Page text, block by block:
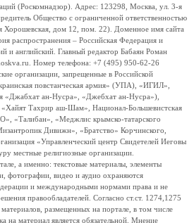
(Роскомнадзор). Адрес: 123298, Москва, ул. 3-я
Общество с ограниченной ответственностью
дом 12, пом. 22). Доменное имя сайта
распространения – Российская Федерация и
и английский. Главный редактор Бабаян Роман
Номер телефона: +7 (495) 950-62-26
организации, запрещенные в Российской
повстанческая армия» (УПА), «ИГИЛ»,
ан-Нусра», «Джебхат ан-Нусра»),
«Хайят Тахрир аш-Шам», Национал-Большевистская
«Талибан», «Меджлис крымско-татарского
Дивижн», «Братство» Корчинского,
«Управленческий центр Свидетелей Иеговы
местные религиозные организации.
а именно: текстовые материалы, элементы
фотографии, видео и аудио охраняются
и международными нормами права и не
правообладателей. Согласно ст.ст. 1274,1275
размещенных на портале, в том числе
на материал является обязательной. Мнение